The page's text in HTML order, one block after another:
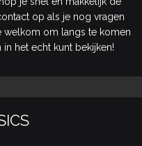
op als je nog vragen
welkom om langs te komen
in het echt kunt bekijken!